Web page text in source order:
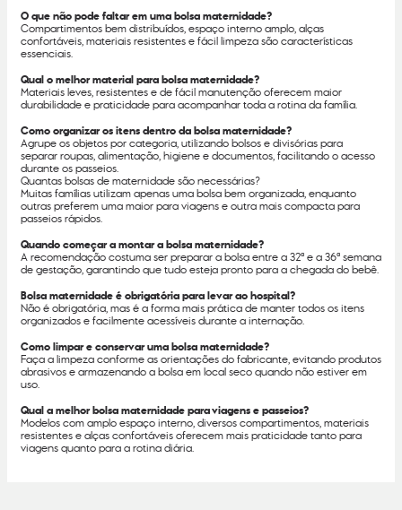
O que não pode faltar em uma bolsa maternidade?
Compartimentos bem distribuídos, espaço interno amplo, alças
confortáveis, materiais resistentes e fácil limpeza são características
essenciais.
Qual o melhor material para bolsa maternidade?
Materiais leves, resistentes e de fácil manutenção oferecem maior
durabilidade e praticidade para acompanhar toda a rotina da família.
Como organizar os itens dentro da bolsa maternidade?
Agrupe os objetos por categoria, utilizando bolsos e divisórias para
separar roupas, alimentação, higiene e documentos, facilitando o acesso
durante os passeios.
Quantas bolsas de maternidade são necessárias?
Muitas famílias utilizam apenas uma bolsa bem organizada, enquanto
outras preferem uma maior para viagens e outra mais compacta para
passeios rápidos.
Quando começar a montar a bolsa maternidade?
A recomendação costuma ser preparar a bolsa entre a 32ª e a 36ª semana
de gestação, garantindo que tudo esteja pronto para a chegada do bebê.
Bolsa maternidade é obrigatória para levar ao hospital?
Não é obrigatória, mas é a forma mais prática de manter todos os itens
organizados e facilmente acessíveis durante a internação.
Como limpar e conservar uma bolsa maternidade?
Faça a limpeza conforme as orientações do fabricante, evitando produtos
abrasivos e armazenando a bolsa em local seco quando não estiver em
uso.
Qual a melhor bolsa maternidade para viagens e passeios?
Modelos com amplo espaço interno, diversos compartimentos, materiais
resistentes e alças confortáveis oferecem mais praticidade tanto para
viagens quanto para a rotina diária.